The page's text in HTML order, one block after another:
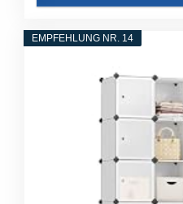
EMPFEHLUNG NR. 14